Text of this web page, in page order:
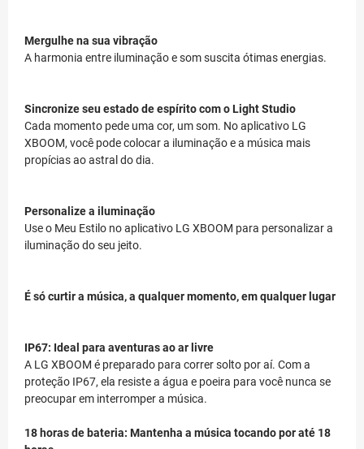
Mergulhe na sua vibração
A harmonia entre iluminação e som suscita ótimas energias.
Sincronize seu estado de espírito com o Light Studio
Cada momento pede uma cor, um som. No aplicativo LG
XBOOM, você pode colocar a iluminação e a música mais
propícias ao astral do dia.
Personalize a iluminação
Use o Meu Estilo no aplicativo LG XBOOM para personalizar a
iluminação do seu jeito.
É só curtir a música, a qualquer momento, em qualquer lugar
IP67: Ideal para aventuras ao ar livre
A LG XBOOM é preparado para correr solto por aí. Com a
proteção IP67, ela resiste a água e poeira para você nunca se
preocupar em interromper a música.
18 horas de bateria: Mantenha a música tocando por até 18